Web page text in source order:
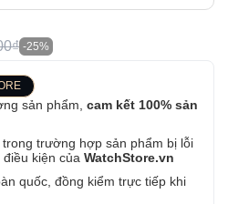
-25%
sản phẩm, cam kết 100% sản
trường hợp sản phẩm bị lỗi
kiện của WatchStore.vn
quốc, đồng kiểm trực tiếp khi